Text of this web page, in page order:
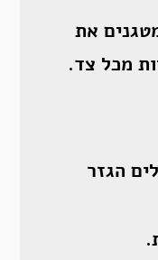
את
מכל צד.
הגזר